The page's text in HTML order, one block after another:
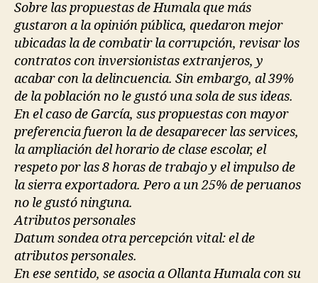
Sobre las propuestas de Humala que más
gustaron a la opinión pública, quedaron mejor
ubicadas la de combatir la corrupción, revisar los
contratos con inversionistas extranjeros, y
acabar con la delincuencia. Sin embargo, al 39%
de la población no le gustó una sola de sus ideas.
En el caso de García, sus propuestas con mayor
preferencia fueron la de desaparecer las services,
la ampliación del horario de clase escolar, el
respeto por las 8 horas de trabajo y el impulso de
la sierra exportadora. Pero a un 25% de peruanos
no le gustó ninguna.
Atributos personales
Datum sondea otra percepción vital: el de
atributos personales.
En ese sentido, se asocia a Ollanta Humala con su